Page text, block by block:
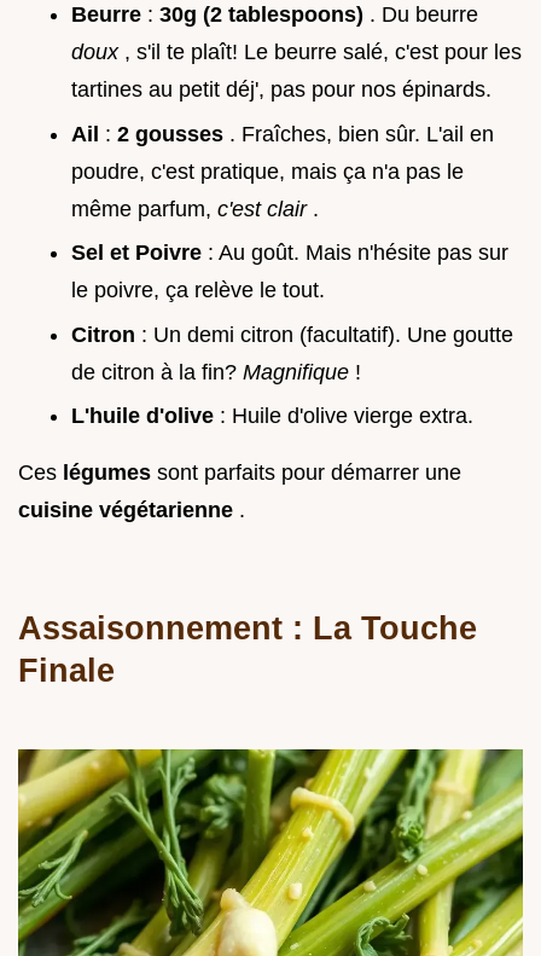
Beurre : 30g (2 tablespoons) . Du beurre
doux , s'il te plaît! Le beurre salé, c'est pour les
tartines au petit déj', pas pour nos épinards.
Ail : 2 gousses . Fraîches, bien sûr. L'ail en
poudre, c'est pratique, mais ça n'a pas le
même parfum, c'est clair .
Sel et Poivre : Au goût. Mais n'hésite pas sur
le poivre, ça relève le tout.
Citron : Un demi citron (facultatif). Une goutte
de citron à la fin? Magnifique !
L'huile d'olive : Huile d'olive vierge extra.
Ces légumes sont parfaits pour démarrer une
cuisine végétarienne .
Assaisonnement : La Touche
Finale